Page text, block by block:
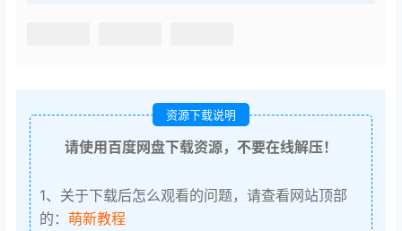
资源下载说明
请使用百度网盘下载资源，不要在线解压！
1、关于下载后怎么观看的问题，请查看网站顶部
的： 萌新教程